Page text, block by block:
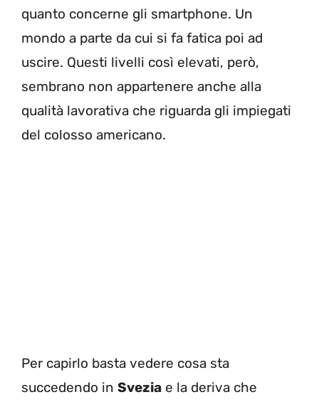
quanto concerne gli smartphone. Un
mondo a parte da cui si fa fatica poi ad
uscire. Questi livelli così elevati, però,
sembrano non appartenere anche alla
qualità lavorativa che riguarda gli impiegati
del colosso americano.
Per capirlo basta vedere cosa sta
succedendo in Svezia e la deriva che